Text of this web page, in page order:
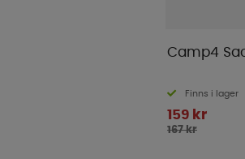
Camp4
Finns i lager
159 kr
167 kr